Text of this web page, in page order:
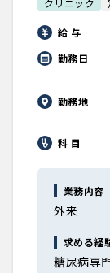
クリニック
給 与
勤務日
勤務地
科 目
業務内容
外来
求める経
糖尿病専